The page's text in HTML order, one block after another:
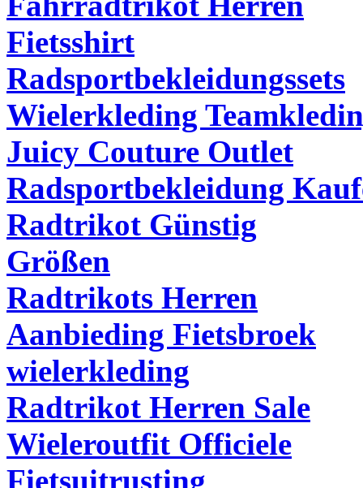
Fietsshirt
Radsportbekleidungssets
Wielerkleding
Juicy Couture Outlet
Radsportbekleidung
Radtrikot Günstig
Größen
Radtrikots Herren
Aanbieding Fietsbroek
wielerkleding
Radtrikot Herren Sale
Wieleroutfit Officiele
Fietsuitrusting